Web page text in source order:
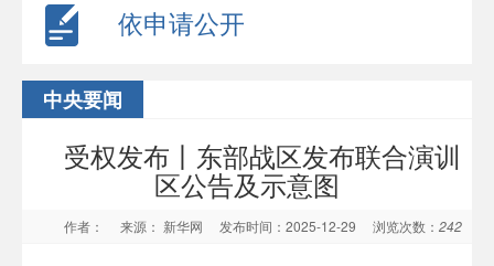
依申请公开
中央要闻
受权发布丨东部战区发布联合演训
区公告及示意图
作者： 来源： 新华网 发布时间：2025-12-29 浏览次数： 242